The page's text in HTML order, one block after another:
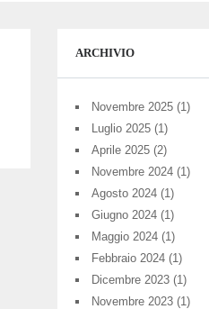
ARCHIVIO
Novembre 2025 (1)
Luglio 2025 (1)
Aprile 2025 (2)
Novembre 2024 (1)
Agosto 2024 (1)
Giugno 2024 (1)
Maggio 2024 (1)
Febbraio 2024 (1)
Dicembre 2023 (1)
Novembre 2023 (1)